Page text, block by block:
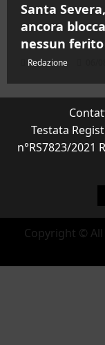
Santa
ancora
nessun ferito
Redazione
Testata
n°RS7823/2021
Copyright ©